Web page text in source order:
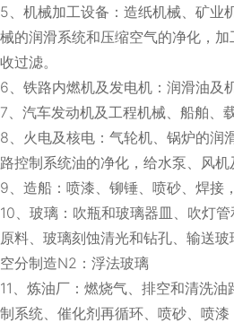
5、机械加工设备：造纸机械、矿业
械的润滑系统和压缩空气的净化，
收过滤。
6、铁路内燃机及发电机：润滑油及
7、汽车发动机及工程机械、船舶、
8、火电及核电：气轮机、锅炉的润
路控制系统油的净化，给水泵、风机
9、造船：喷漆、铆锤、喷砂、焊接
10、玻璃：吹瓶和玻璃器皿、吹灯
原料、玻璃刻蚀清光和钻孔、输送玻
空分制造N2：浮法玻璃
11、炼油厂：燃烧气、排空和清洗
制系统、催化剂再循环、喷砂、喷漆